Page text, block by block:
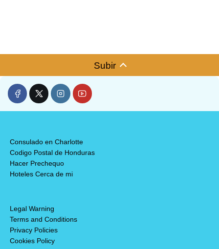
Subir
Consulado en Charlotte
Codigo Postal de Honduras
Hacer Prechequo
Hoteles Cerca de mi
Legal Warning
Terms and Conditions
Privacy Policies
Cookies Policy